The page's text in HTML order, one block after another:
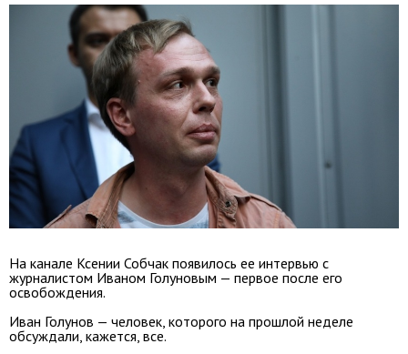
На канале Ксении Собчак появилось ее интервью с
журналистом Иваном Голуновым — первое после его
освобождения.
Иван Голунов — человек, которого на прошлой неделе
обсуждали, кажется, все.